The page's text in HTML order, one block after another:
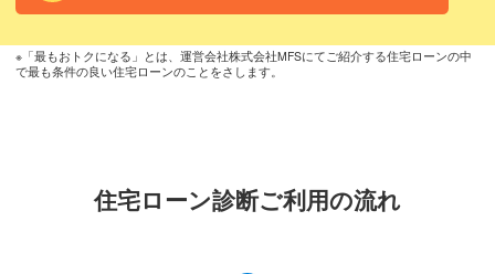
※「最もおトクになる」とは、運営会社株式会社MFSにてご紹介する住宅ローンの中
で最も条件の良い住宅ローンのことをさします。
住宅ローン診断ご利用の流れ